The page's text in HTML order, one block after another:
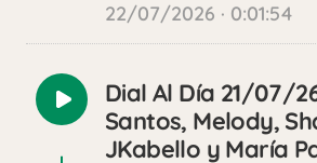
22/07/2026 · 0:01:54
Reproducir
audio
Dial Al Día 21/07/
Santos, Melody,
JKabello y María